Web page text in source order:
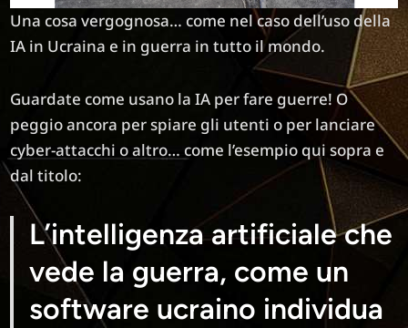
Una cosa vergognosa… come nel caso dell’uso della
IA in Ucraina e in guerra in tutto il mondo.
Guardate come usano la IA per fare guerre! O
peggio ancora per spiare gli utenti o per lanciare
cyber-attacchi o altro… come l’esempio qui sopra e
dal titolo:
L’intelligenza artificiale che
vede la guerra, come un
software ucraino individua